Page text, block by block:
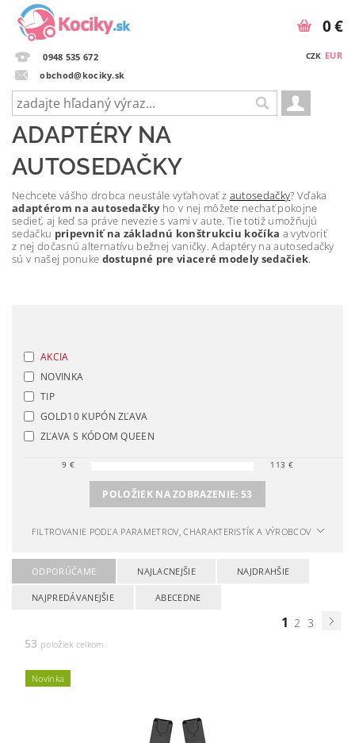
0948 535 672
obchod@kociky.sk
CZK EUR
0 €
ADAPTÉRY NA
AUTOSEDAČKY
Nechcete vášho drobca neustále vyťahovať z autosedačky? Vďaka
adaptérom na autosedačkyho v nej môžete nechať pokojne
sedieť, aj keď sa práve nevezie s vami v aute. Tie totiž umožňujú
sedačku pripevniť na základnú konštrukciu kočíka a vytvoriť
z nej dočasnú alternatívu bežnej vaničky. Adaptéry na autosedačky
sú v našej ponuke dostupné pre viaceré modely sedačiek.
AKCIA
NOVINKA
TIP
GOLD10 KUPÓN ZĽAVA
ZĽAVA S KÓDOM QUEEN
9 € 113 €
POLOŽIEK NA ZOBRAZENIE:53
FILTROVANIE PODĽA PARAMETROV, CHARAKTERISTÍK A VÝROBCOV
ODPORÚČAME NAJLACNEJŠIE NAJDRAHŠIE
NAJPREDÁVANEJŠIE ABECEDNE
1 2 3
53 položiek celkom
Novinka